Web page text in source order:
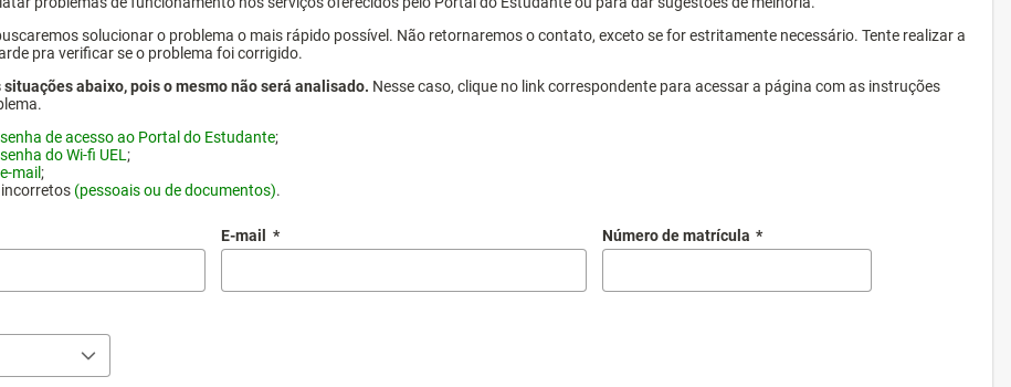
solucionar o problema o mais rápido possível. Não retornaremos o contato, exceto se for estritamente necessário. Tente realizar a
pra verificar se o problema foi corrigido.
abaixo, pois o mesmo não será analisado. Nesse caso, clique no link correspondente para acessar a página com as instruções
senha de acesso ao Portal do Estudante;
senha do Wi-fi UEL ;
e-mail;
(pessoais ou de documentos).
E-mail * Número de matrícula *